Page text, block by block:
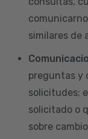
similares de
preguntas y
solicitudes;
solicitado o
sobre